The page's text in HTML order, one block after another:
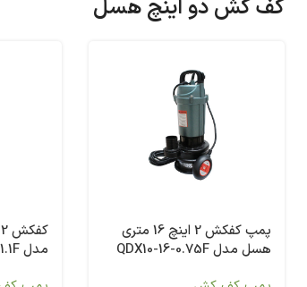
کف کش دو اینچ هسل
پمپ کفکش 2 اینچ 16 متری
هسل مدل QDX10-16-0.75F
مدل QDX10-25-1.1F